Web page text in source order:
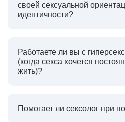
своей сексуальной
идентичности?
Работаете ли вы с
(когда секса хочется
жить)?
Помогает ли сексолог при